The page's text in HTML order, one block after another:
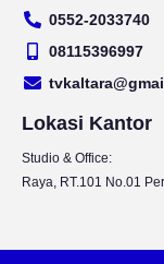
u
b
a
g
a
m
k
0552-2033740
08115396997
Lokasi Kantor
Studio
Raya, RT.101 No.01